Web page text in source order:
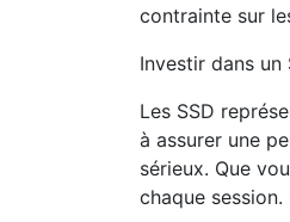
contrainte sur
Investir dans
Les SSD
à assurer une
sérieux. Que
chaque